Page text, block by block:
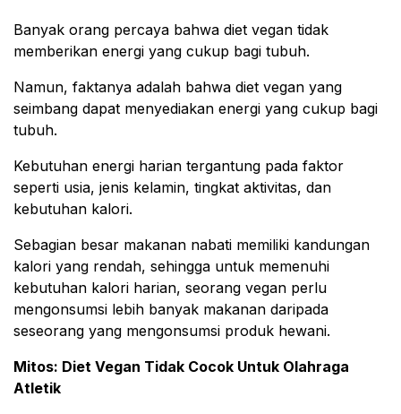
Banyak orang percaya bahwa diet vegan tidak
memberikan energi yang cukup bagi tubuh.
Namun, faktanya adalah bahwa diet vegan yang
seimbang dapat menyediakan energi yang cukup bagi
tubuh.
Kebutuhan energi harian tergantung pada faktor
seperti usia, jenis kelamin, tingkat aktivitas, dan
kebutuhan kalori.
Sebagian besar makanan nabati memiliki kandungan
kalori yang rendah, sehingga untuk memenuhi
kebutuhan kalori harian, seorang vegan perlu
mengonsumsi lebih banyak makanan daripada
seseorang yang mengonsumsi produk hewani.
Mitos: Diet Vegan Tidak Cocok Untuk Olahraga
Atletik